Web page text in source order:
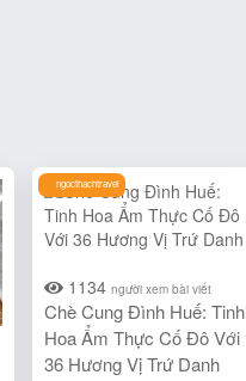
ngocthachtravel
1134 người xem bài viết
Chè Cung Đình Huế: Tinh
Hoa Ẩm Thực Cố Đô Với
36 Hương Vị Trứ Danh